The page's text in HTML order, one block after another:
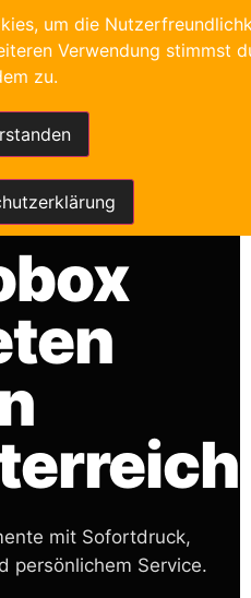
FOTOBOX
mit Sofortdruck,
persönlichem Service.
um die
Verwendung stimmst
zu.